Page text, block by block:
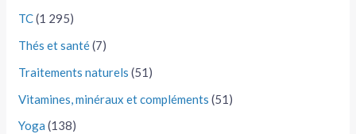
TC(1 295)
Thés et santé(7)
Traitements naturels (51)
Vitamines, minéraux et compléments (51)
Yoga (138)